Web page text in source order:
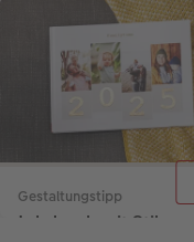
Gestaltungstipp
Jahrbuch mit Stilen